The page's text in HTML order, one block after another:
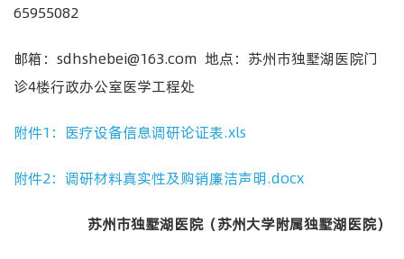
65955082
邮箱：sdhshebei@163.com 地点： 苏州市独墅湖医院门
诊4楼行政办公室医学工程处
附件1：医疗设备信息调研论证表.xls
附件2：调研材料真实性及购销廉洁声明.docx
苏州市独墅湖医院（苏州大学附属独墅湖医院）